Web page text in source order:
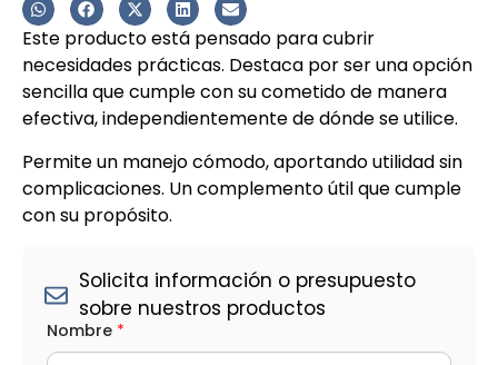
Este producto está pensado para cubrir
necesidades prácticas. Destaca por ser una opción
sencilla que cumple con su cometido de manera
efectiva, independientemente de dónde se utilice.
Permite un manejo cómodo, aportando utilidad sin
complicaciones. Un complemento útil que cumple
con su propósito.
Solicita información o presupuesto
sobre nuestros productos
(
o
Nombre *